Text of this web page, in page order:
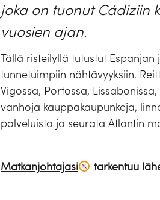
joka on tuonut Cádiziin
vuosien ajan.
Tällä risteilyllä tutustut
tunnetuimpiin nähtävyyksiin.
Vigossa, Portossa,
vanhoja kauppakaupunkeja,
palveluista ja seurata Atlantin
Matkanjohtajasi tarkentuu